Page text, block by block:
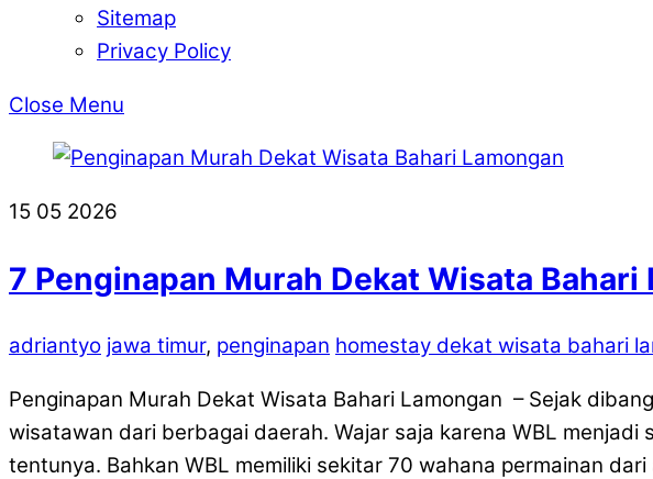
Sitemap
Privacy Policy
Close Menu
15 05 2026
7 Penginapan Murah Dekat Wisata Bahari
adriantyo jawa timur, penginapan homestay dekat wisata bahari
Penginapan Murah Dekat Wisata Bahari Lamongan – Sejak
wisatawan dari berbagai daerah. Wajar saja karena WBL
tentunya. Bahkan WBL memiliki sekitar 70 wahana permainan